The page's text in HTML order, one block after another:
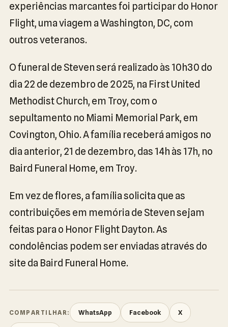
experiências marcantes foi participar do Honor
Flight, uma viagem a Washington, DC, com
outros veteranos.
O funeral de Steven será realizado às 10h30 do
dia 22 de dezembro de 2025, na First United
Methodist Church, em Troy, com o
sepultamento no Miami Memorial Park, em
Covington, Ohio. A família receberá amigos no
dia anterior, 21 de dezembro, das 14h às 17h, no
Baird Funeral Home, em Troy.
Em vez de flores, a família solicita que as
contribuições em memória de Steven sejam
feitas para o Honor Flight Dayton. As
condolências podem ser enviadas através do
site da Baird Funeral Home.
COMPARTILHAR: WhatsApp Facebook X